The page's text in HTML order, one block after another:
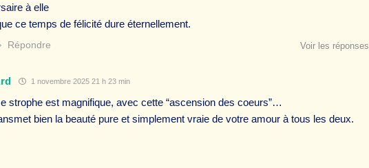
à elle
ce temps de félicité dure éternellement.
Répondre Voir les réponses
1 novembre 2025 21 h 23 min
strophe est magnifique, avec cette “ascension des coeurs”…
bien la beauté pure et simplement vraie de votre amour à tous les deux.